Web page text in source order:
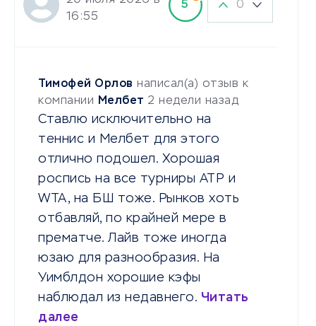
16:55
5 0
Тимофей Орлов написал(а) отзыв к
компании Мелбет 2 недели назад
Ставлю исключительно на
теннис и Мелбет для этого
отлично подошел. Хорошая
роспись на все турниры ATP и
WTA, на БШ тоже. Рынков хоть
отбавляй, по крайней мере в
прематче. Лайв тоже иногда
юзаю для разнообразия. На
Уимблдон хорошие кэфы
наблюдал из недавнего. Читать
далее